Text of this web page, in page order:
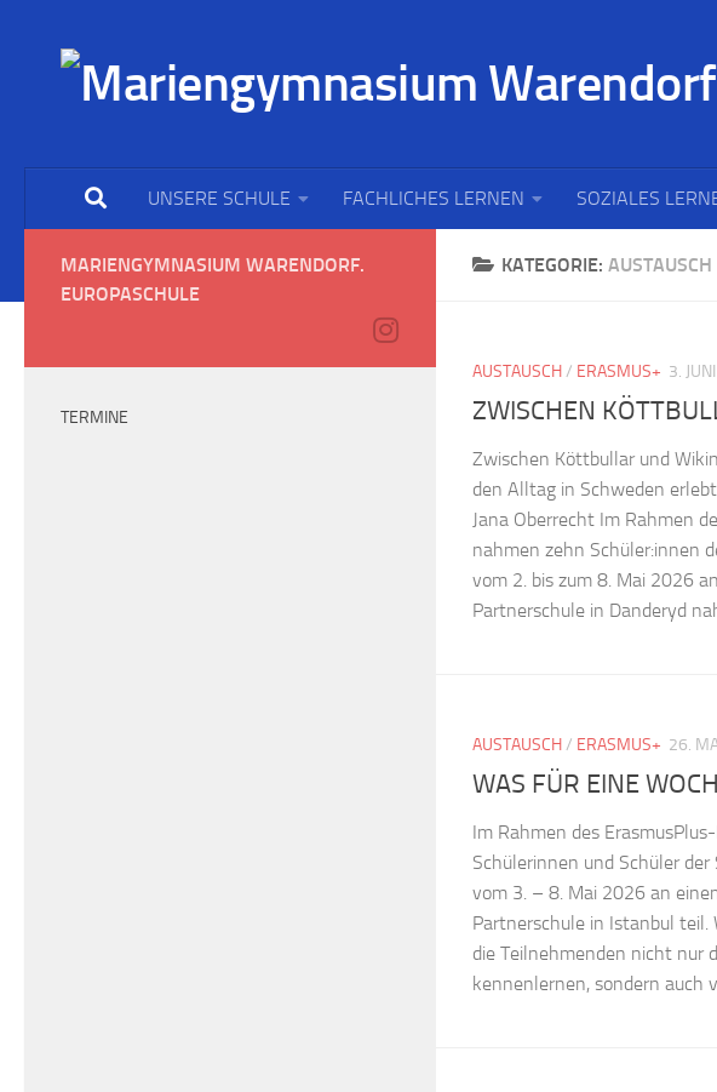
UNSERE SCHULE FACHLICHES LERNEN SOZIALES
KATEGORIE: AUSTAUSCH
AUSTAUSCH/ ERASMUS+ 3.
ZWISCHEN
Zwischen Köttbullar und
den Alltag in Schweden
Jana Oberrecht Im Rahmen
nahmen zehn Schüler:innen
vom 2. bis zum 8. Mai 2026
Partnerschule in Danderyd
AUSTAUSCH/ ERASMUS+ 26.
WAS FÜR EINE
Im Rahmen des
Schülerinnen und Schüler
vom 3. – 8. Mai 2026 an
Partnerschule in Istanbul
die Teilnehmenden nicht nur
kennenlernen, sondern auch
MARIENGYMNASIUM WARENDORF.
EUROPASCHULE
TERMINE